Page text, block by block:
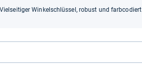
Viel­sei­ti­ger Win­kel­schlüs­sel, robust und farb­co­diert